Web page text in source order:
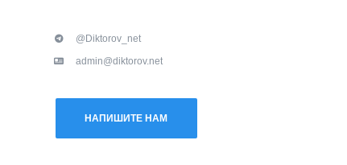
@Diktorov_net
admin@diktorov.net
НАПИШИТЕ НАМ